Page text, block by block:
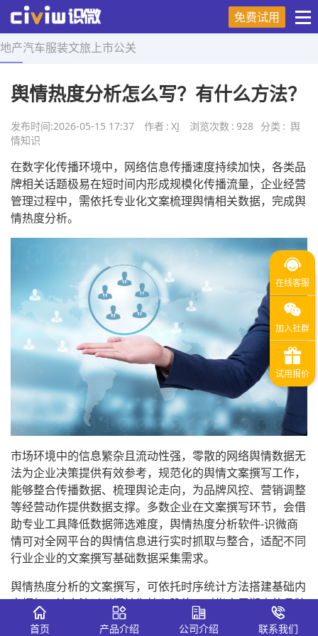
免费试用
地产汽车服装文旅 上市公关
首页 > 舆情知识 > 正文
舆情热度分析怎么写？有什么方法？
发布时间:2026-05-15 17:37 作者 : XJ 浏览次数 : 928 分类 : 舆
情知识
在数字化传播环境中，网络信息传播速度持续加快，各类品
牌相关话题极易在短时间内形成规模化传播流量，企业经营
管理过程中，需依托专业化文案梳理舆情相关数据，完成舆
情热度分析。
市场环境中的信息繁杂且流动性强，零散的网络舆情数据无
法为企业决策提供有效参考，规范化的舆情文案撰写工作，
能够整合传播数据、梳理舆论走向，为品牌风控、营销调整
等经营动作提供数据支撑。多数企业在文案撰写环节，会借
助专业工具降低数据筛选难度，舆情热度分析软件-识微商
情可对全网平台的舆情信息进行实时抓取与整合，适配不同
行业企业的文案撰写基础数据采集需求。
舆情热度分析的文案撰写，可依托时序统计方法搭建基础内
容框架。该方法以时间轴为核心脉络，对指定周期内的品牌
相关舆情信息进行分层梳理，记录话题传播的流量波动、平
首页 产品介绍 公司介绍 联系我们